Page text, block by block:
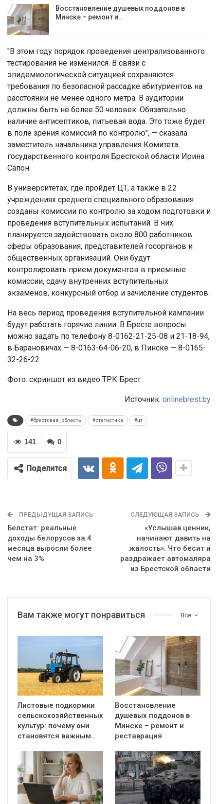
Восстановление душевых поддонов в
Минске – ремонт и…
"В этом году порядок проведения централизованного
тестирования не изменился. В связи с
эпидемиологической ситуацией сохраняются
требования по безопасной рассадке абитуриентов на
расстоянии не менее одного метра. В аудитории
должны быть не более 50 человек. Обязательно
наличие антисептиков, питьевая вода. Это тоже будет
в поле зрения комиссий по контролю", — сказала
заместитель начальника управления Комитета
государственного контроля Брестской области Ирина
Сапон.
В университетах, где пройдет ЦТ, а также в 22
учреждениях среднего специального образования
созданы комиссии по контролю за ходом подготовки и
проведения вступительных испытаний. В них
планируется задействовать около 800 работников
сферы образования, представителей госорганов и
общественных организаций. Они будут
контролировать прием документов в приемные
комиссии, сдачу внутренних вступительных
экзаменов, конкурсный отбор и зачисление студентов.
На весь период проведения вступительной кампании
будут работать горячие линии. В Бресте вопросы
можно задать по телефону 8-0162-21-25-08 и 21-18-94,
в Барановичах — 8-0163-64-06-20, в Пинске — 8-0165-
32-26-22.
Фото: скриншот из видео ТРК Брест
Источник: onlinebrest.by
#брестская_область #статистика #цт
0
141
Поделится
ПРЕДЫДУЩАЯ ЗАПИСЬ
Белстат: реальные
доходы белорусов за 4
месяца выросли более
чем на 3%
СЛЕДУЮЩАЯ ЗАПИСЬ
«Услышав ценник,
начинают давить на
жалость». Что бесит и
раздражает автомаляра
из Брестской области
Все
Вам также могут понравиться
Листовые подкормки
сельскохозяйственных
культур: почему они
становятся важным…
Восстановление
душевых поддонов в
Минске – ремонт и
реставрация